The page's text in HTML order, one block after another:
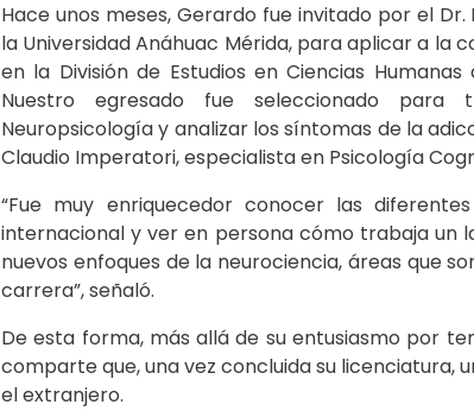
Hace unos meses, Gerardo fue invitado por el
la Universidad Anáhuac Mérida, para aplicar a la
en la División de Estudios en Ciencias
Nuestro egresado fue seleccionado
Neuropsicología y analizar los síntomas de la
Claudio Imperatori, especialista en Psicología
“Fue muy enriquecedor conocer las
internacional y ver en persona cómo trabaja un
nuevos enfoques de la neurociencia, áreas que
carrera”, señaló.
De esta forma, más allá de su entusiasmo por
comparte que, una vez concluida su licenciatura,
el extranjero.